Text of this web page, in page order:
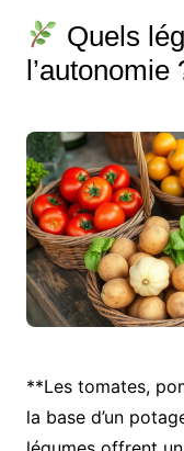
Quels
l’autonomie
**Les tomates,
la base d’un